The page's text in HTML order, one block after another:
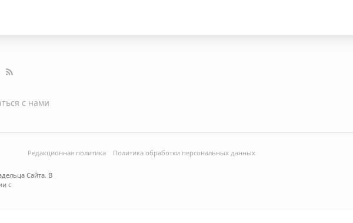
с нами
Редакционная политика Политика обработки персональных данных
Сайта. В
с